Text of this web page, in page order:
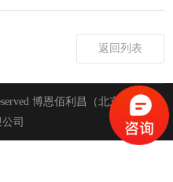
返回列表
博恩佰利昌（北京）工程技
司